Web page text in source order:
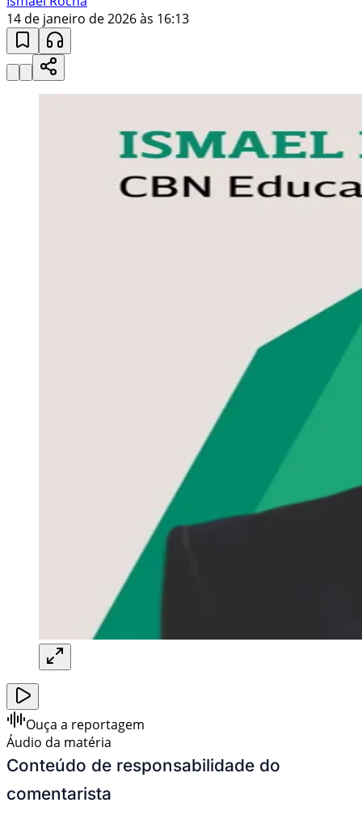
14 de janeiro de 2026 às 16:13
Ouça a reportagem
Áudio da matéria
Conteúdo de responsabilidade do
comentarista